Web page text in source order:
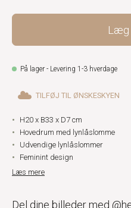
Læg
På lager - Levering 1-3 hverdage
TILFØJ TIL ØNSKESKYEN
H20 x B33 x D7 cm
Hovedrum med lynlåslomme
Udvendige lynlåslommer
Feminint design
Læs mere
Del dine billeder med